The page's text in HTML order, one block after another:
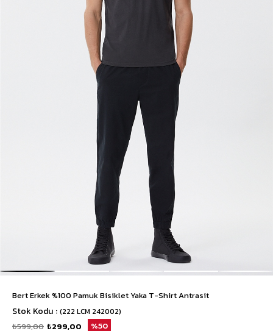
Bert Erkek %100 Pamuk Bisiklet Yaka T-Shirt Antrasit
Stok Kodu (222 LCM 242002)
₺599,00 ₺299,00 50